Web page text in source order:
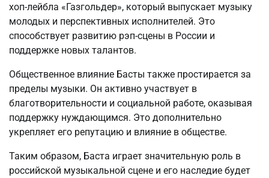
хоп-лейбла «Газгольдер», который выпускает музыку
молодых и перспективных исполнителей. Это
способствует развитию рэп-сцены в России и
поддержке новых талантов.
Общественное влияние Басты также простирается за
пределы музыки. Он активно участвует в
благотворительности и социальной работе, оказывая
поддержку нуждающимся. Это дополнительно
укрепляет его репутацию и влияние в обществе.
Таким образом, Баста играет значительную роль в
российской музыкальной сцене и его наследие будет